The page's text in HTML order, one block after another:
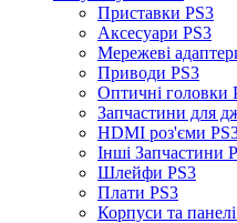
Приставки PS3
Аксесуари PS3
Мережеві
Приводи PS3
Оптичні головки
Запчастини для
HDMI роз'єми
Інші Запчастини
Шлейфи PS3
Плати PS3
Корпуси та